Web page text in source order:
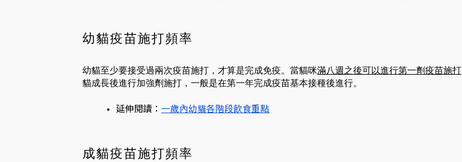
幼貓疫苗施打頻率
幼貓至少要接受過兩次疫苗施打，才算是完成免疫。當貓咪滿八週之後可以進行第一劑疫苗施打
貓成長後進行加強劑施打，一般是在第一年完成疫苗基本接種後進行。
延伸閱讀： 一歲內幼貓各階段飲食重點
成貓疫苗施打頻率